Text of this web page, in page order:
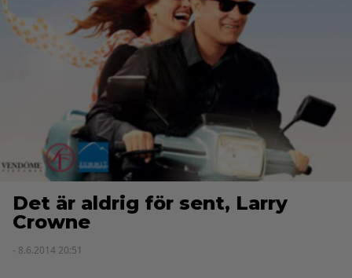
Det är aldrig för sent, Larry
Crowne
- 8.6.2014 20:51